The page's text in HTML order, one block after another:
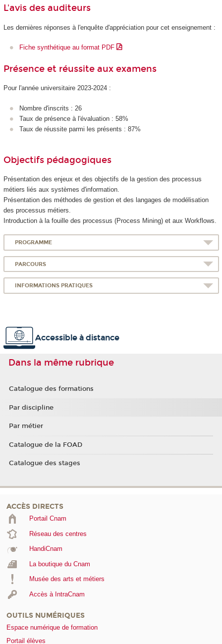
L'avis des auditeurs
Les dernières réponses à l'enquête d'appréciation pour cet enseignement :
Fiche synthétique au format PDF
Présence et réussite aux examens
Pour l'année universitaire 2023-2024 :
Nombre d'inscrits : 26
Taux de présence à l'évaluation : 58%
Taux de réussite parmi les présents : 87%
Objectifs pédagogiques
Présentation des enjeux et des objectifs de la gestion des processus
métiers liés aux systèmes d'information.
Présentation des méthodes de gestion et des langages de modélisation
des processus métiers.
Introduction à la fouille des processus (Process Mining) et aux Workflows.
PROGRAMME
PARCOURS
INFORMATIONS PRATIQUES
Accessible à distance
Dans la même rubrique
Catalogue des formations
Par discipline
Par métier
Catalogue de la FOAD
Catalogue des stages
ACCÈS DIRECTS
Portail Cnam
Réseau des centres
HandiCnam
La boutique du Cnam
Musée des arts et métiers
Accès à IntraCnam
OUTILS NUMÉRIQUES
Espace numérique de formation
Portail élèves